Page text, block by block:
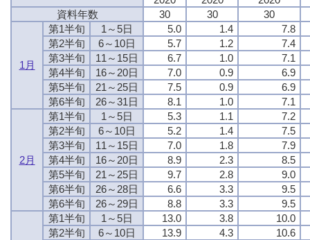
資料年数
30 30 30
1月
第1半旬 1～5日 5.0 1.4
7.8
第2半旬
6～10日 5.7 1.2
7.4
第3半旬
11～15日 6.7 1.0
7.1
第4半旬
16～20日 7.0 0.9
6.9
第5半旬
21～25日 7.5 0.9
6.9
第6半旬
26～31日 8.1 1.0 7.1
2月
第1半旬 1～5日 5.3 1.1
7.2
第2半旬
6～10日 5.2 1.4
7.5
第3半旬
11～15日 7.0 1.8
7.9
第4半旬
16～20日 8.9 2.3
8.5
第5半旬
21～25日 9.7 2.8
9.0
第6半旬
26～28日 6.6 3.3
9.5
第6半旬
26～29日 8.8 3.3 9.5
第1半旬 1～5日 13.0 3.8
10.0
第2半旬
6～10日 13.9 4.3
10.6